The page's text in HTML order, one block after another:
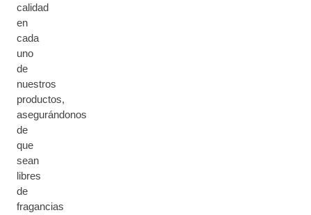
calidad
en
cada
uno
de
nuestros
productos,
asegurándonos
de
que
sean
libres
de
fragancias